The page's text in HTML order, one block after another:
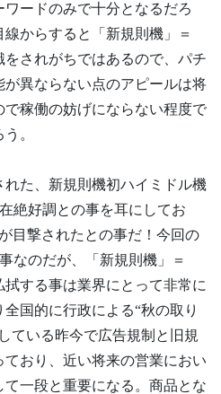
ワードのみで十分となるだろ
からすると「新規則機」＝
をされがちではあるので、パチ
異ならない点のアピールは将
稼働の妨げにならない程度で
。
た、新規則機初ハイミドル機
絶好調との事を耳にしてお
目撃されたとの事だ！今回の
なのだが、「新規則機」＝
拭する事は業界にとって非常に
国的に行政による“秋の取り
ている昨今で広告規制と旧規
おり、近い将来の営業におい
一段と重要になる。商品とな